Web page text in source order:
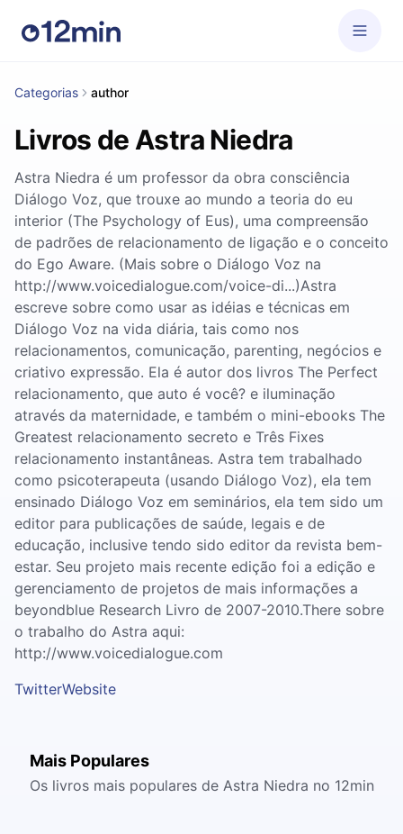
Categorias author
Livros de Astra Niedra
Astra Niedra é um professor da obra consciência
Diálogo Voz, que trouxe ao mundo a teoria do eu
interior (The Psychology of Eus), uma compreensão
de padrões de relacionamento de ligação e o conceito
do Ego Aware. (Mais sobre o Diálogo Voz na
http://www.voicedialogue.com/voice-di...)Astra
escreve sobre como usar as idéias e técnicas em
Diálogo Voz na vida diária, tais como nos
relacionamentos, comunicação, parenting, negócios e
criativo expressão. Ela é autor dos livros The Perfect
relacionamento, que auto é você? e iluminação
através da maternidade, e também o mini-ebooks The
Greatest relacionamento secreto e Três Fixes
relacionamento instantâneas. Astra tem trabalhado
como psicoterapeuta (usando Diálogo Voz), ela tem
ensinado Diálogo Voz em seminários, ela tem sido um
editor para publicações de saúde, legais e de
educação, inclusive tendo sido editor da revista bem-
estar. Seu projeto mais recente edição foi a edição e
gerenciamento de projetos de mais informações a
beyondblue Research Livro de 2007-2010.There sobre
o trabalho do Astra aqui:
http://www.voicedialogue.com
TwitterWebsite
Mais Populares
Os livros mais populares de Astra Niedra no 12min